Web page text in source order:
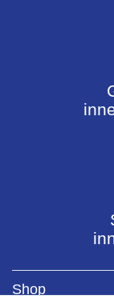
Shop